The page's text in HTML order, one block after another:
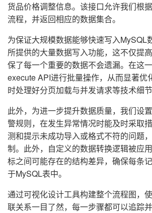
货品价格调整信息。该接口允许我们根
流程，并返回相应的数据集合。
为保证大规模数据能够快速写入MySQL
所提供的大量数据写入功能，这不仅提
保了每一个重要的数据不会遗漏。在这
execute API进行批量操作，从而显著优
时处理好分页加载与并发请求等技术细节
此外，为进一步提升数据质量，我们设
警规则，在发生异常情况时能及时采取
测和提示未成功导入或格式不符的问题
制。此外，自定义的数据转换逻辑被应
标之间可能存在的结构差异，确保每条
于MySQL表中。
通过可视化设计工具构建整个流程图，
联关系一目了然，每一步骤都可以追踪